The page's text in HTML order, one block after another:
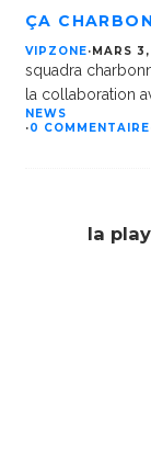
ÇA
VIPZONE·MARS
squadra
la collaboration
NEWS
·0 COMMENTAIRE
la